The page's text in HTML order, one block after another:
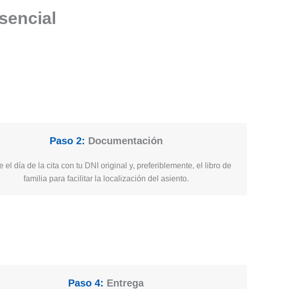
Paso 2: Documentación
el día de la cita con tu DNI original y, preferiblemente, el libro de
familia para facilitar la localización del asiento.
Paso 4: Entrega